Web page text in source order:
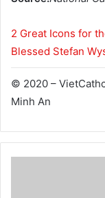
2 Great Icons for
Blessed Stefan
© 2020 –
Minh An